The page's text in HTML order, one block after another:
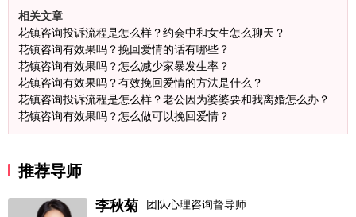
相关文章
花镇咨询投诉流程是怎么样？约会中和女生怎么聊天？
花镇咨询有效果吗？挽回爱情的话有哪些？
花镇咨询有效果吗？怎么减少家暴发生率？
花镇咨询有效果吗？有效挽回爱情的方法是什么？
花镇咨询投诉流程是怎么样？老公因为婆婆要和我离婚怎么办？
花镇咨询有效果吗？怎么做可以挽回爱情？
推荐导师
李秋菊 团队心理咨询督导师